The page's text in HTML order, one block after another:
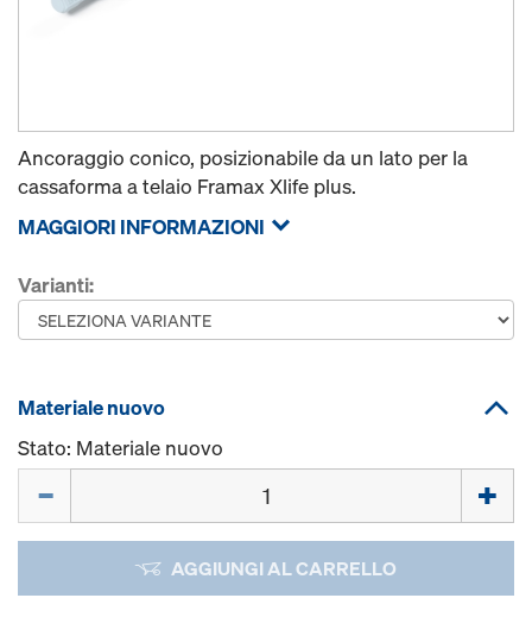
Ancoraggio conico, posizionabile da un lato per la
cassaforma a telaio Framax Xlife plus.
MAGGIORI INFORMAZIONI
Varianti:
Materiale nuovo
Stato: Materiale nuovo
AGGIUNGI AL CARRELLO